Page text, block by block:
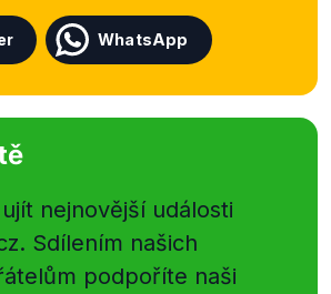
WhatsApp
nejnovější události
Sdílením našich
podpoříte naši